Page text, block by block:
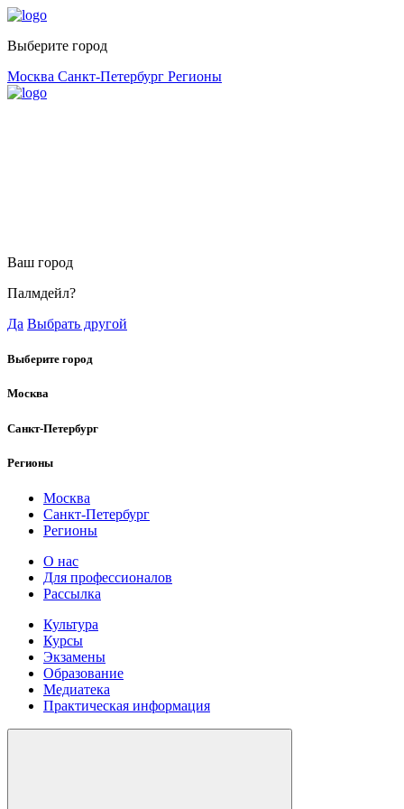
Выберите город
Москва Санкт-Петербург Регионы
Ваш город
Палмдейл?
Да Выбрать другой
Выберите город
Москва
Санкт-Петербург
Регионы
Москва
Санкт-Петербург
Регионы
О нас
Для профессионалов
Рассылка
Культура
Курсы
Экзамены
Образование
Медиатека
Практическая информация